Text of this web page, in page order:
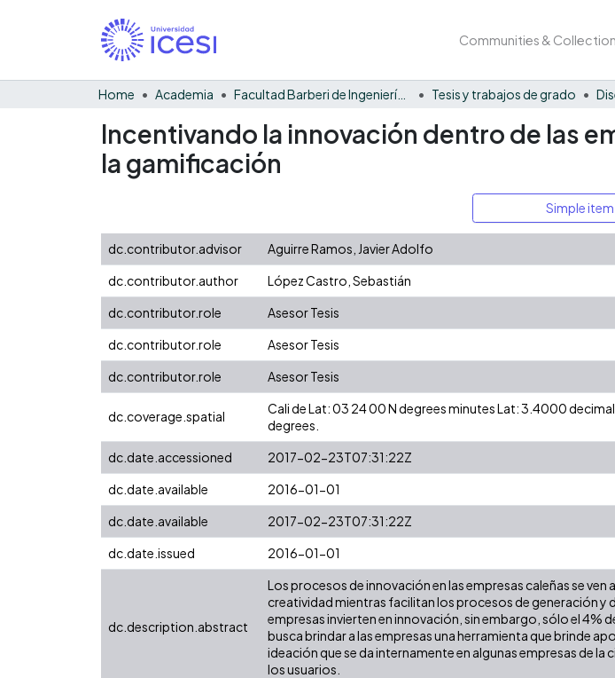
Communities &
Home Academia Facultad Barberi de Ingeniería, Diseño y Ciencias Aplicadas Tesis y trabajos de grado
Incentivando la innovación dentro de las
la gamificación
Simple
dc.contributor.advisor Aguirre Ramos, Javier Adolfo
dc.contributor.author
López Castro, Sebastián
dc.contributor.role
Asesor Tesis
dc.contributor.role
Asesor Tesis
dc.contributor.role
Asesor Tesis
dc.coverage.spatial
Cali de Lat: 03 24 00 N degrees minutes Lat: 3.4000
degrees.
dc.date.accessioned
2017-02-23T07:31:22Z
dc.date.available
2016-01-01
dc.date.available
2017-02-23T07:31:22Z
dc.date.issued
2016-01-01
dc.description.abstract
Los procesos de innovación en las empresas caleñas se
creatividad mientras facilitan los procesos de generación y
empresas invierten en innovación, sin embargo, sólo el 4%
busca brindar a las empresas una herramienta que brinde
ideación que se da internamente en algunas empresas de
los usuarios.